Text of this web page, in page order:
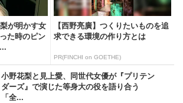
が明かす女
た時のピン
【西野亮廣】つくりたいものを追
求できる環境の作り方とは
PR(FINCHI on GOETHE)
小野花梨と見上愛、同世代女優が『プリテン
ダーズ』で演じた等身大の役を語り合う
「全...